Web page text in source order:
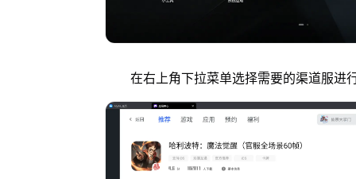
在右上角下拉菜单选择需要的渠道服进